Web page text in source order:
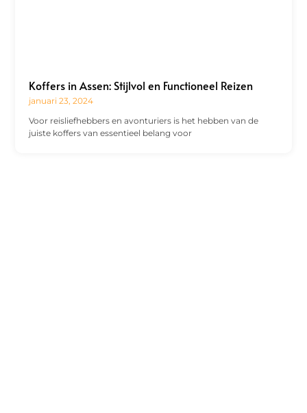
Koffers in Assen: Stijlvol en Functioneel Reizen
januari 23, 2024
Voor reisliefhebbers en avonturiers is het hebben van de
juiste koffers van essentieel belang voor